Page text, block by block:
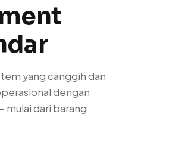
yang canggih dan
dengan
mulai dari barang